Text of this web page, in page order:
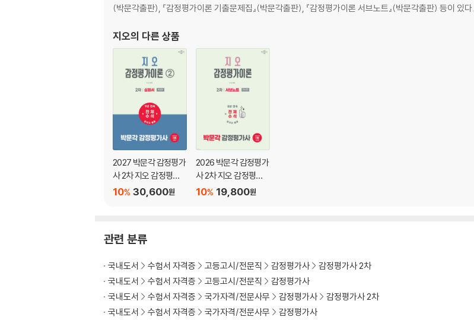
제1절 가격제원칙 일반론
제2절 가격제원칙의 내용
제3절 최유효이용
Chapter 04 지대이론 및 지가이론에 대한 이해
제1절 지대이론
제2절 지대논쟁
제3절 지가이론
제4절 도시성장구조이론
Chapter 05 부동산시장에 대한 이해
제1절 부동산시장의 의의
제4절 부동산시장의 기능
제5절 부동산시장의 한계 및 정부의 개입
제6절 부동산에 대한 수요
제7절 부동산에 대한 공급
제8절 부동산시장의 효율성
제9절 부동산시장과 효율적 시장의 비교
(박문각출판), 『감정평가이론 기출문제집』(박문각출판), 『감정평가이론 서브노트』(박문각출판) 등이 있다.
지오의 다른 상품
2027 박문각 감정평가
사 2차 지오 감정평가
이론 2. 심화서
30,600원
10%
2026 박문각 감정평가
사 2차 지오 감정평가
이론 서브노트
19,800원
10%
관련 분류
국내도서 수험서 자격증 고등고시/전문직 감정평가사
감정평가사 2차
국내도서
수험서 자격증 고등고시/전문직
감정평가사
국내도서
수험서 자격증 국가자격/전문사무 감정평가사
감정평가사 2차
국내도서
수험서 자격증 국가자격/전문사무 감정평가사